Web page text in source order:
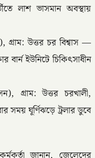
লাশ ভাসমান অবস্থায়
গ্রাম: উত্তর চর বিশ্বাস —
বার্ন ইউনিটে চিকিৎসাধীন
গ্রাম: উত্তর চরখালী,
সময় ঘূর্ণিঝড়ে ট্রলার ডুবে